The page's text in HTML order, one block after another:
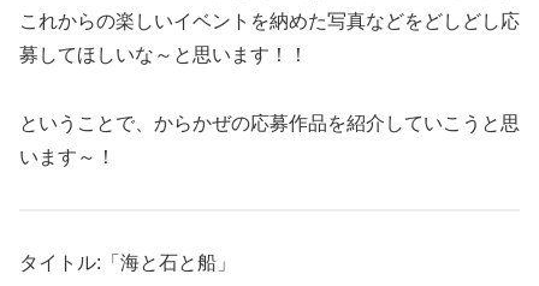
これからの楽しいイベントを納めた写真などをどしどし応
募してほしいな～と思います！！
ということで、からかぜの応募作品を紹介していこうと思
います～！
タイトル:「海と石と船」